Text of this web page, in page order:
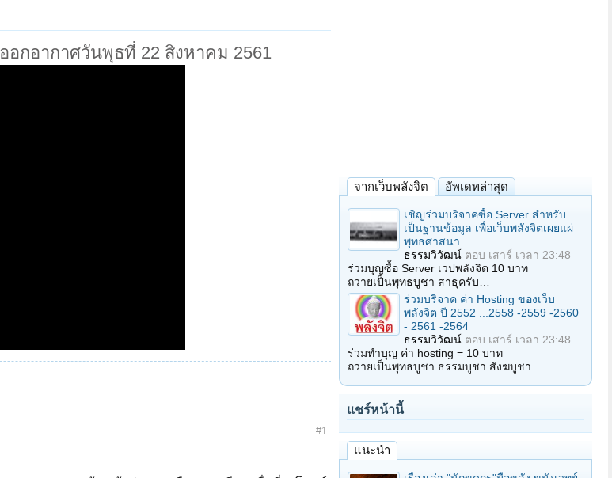
ออกอากาศวันพุธที่ 22 สิงหาคม 2561
#1
จากเว็บพลังจิต อัพเดทล่าสุด
เชิญร่วมบริจาคซื้อ Server สำหรับ
เป็นฐานข้อมูล เพื่อเว็บพลังจิตเผยแผ่
พุทธศาสนา
ธรรมวิวัฒน์ ตอบ เสาร์ เวลา 23:48
ร่วมบุญซื้อ Server เวปพลังจิต 10 บาท
ถวายเป็นพุทธบูชา สาธุครับ…
ร่วมบริจาค ค่า Hosting ของเว็บ
พลังจิต ปี 2552 ...2558 -2559 -2560
- 2561 -2564
ธรรมวิวัฒน์ ตอบ เสาร์ เวลา 23:48
ร่วมทำบุญ ค่า hosting = 10 บาท
ถวายเป็นพุทธบูชา ธรรมบูชา สังฆบูชา…
แชร์หน้านี้
แนะนำ